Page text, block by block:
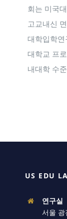
회는 미국
고교내신
대학입학연
대학교 프
내대학 수
US EDU
연구실
서울 광